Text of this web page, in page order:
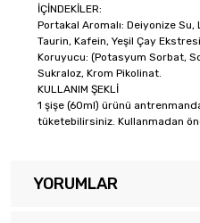
İÇİNDEKİLER:
Portakal Aromalı: Deiyonize
Taurin, Kafein, Yeşil Çay
Koruyucu: (Potasyum Sorbat,
Sukraloz, Krom Pikolinat.
KULLANIM ŞEKLİ
1 şişe (60ml) ürünü
tüketebilirsiniz. Kullanmadan
YORUMLAR